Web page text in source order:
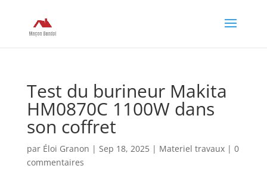
Test du burineur Makita
HM0870C 1100W dans
son coffret
par Éloi Granon | Sep 18, 2025| Materiel travaux| 0
commentaires